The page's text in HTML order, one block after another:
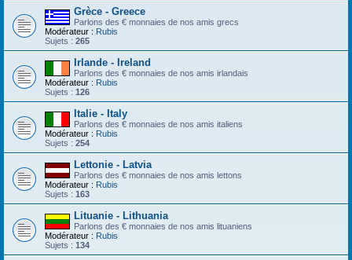
Grèce - Greece
Parlons des € monnaies de nos amis grecs
Modérateur : Rubis
Sujets : 265
Irlande - Ireland
Parlons des € monnaies de nos amis irlandais
Modérateur : Rubis
Sujets : 126
Italie - Italy
Parlons des € monnaies de nos amis italiens
Modérateur : Rubis
Sujets : 254
Lettonie - Latvia
Parlons des € monnaies de nos amis lettons
Modérateur : Rubis
Sujets : 163
Lituanie - Lithuania
Parlons des € monnaies de nos amis lituaniens
Modérateur : Rubis
Sujets : 134